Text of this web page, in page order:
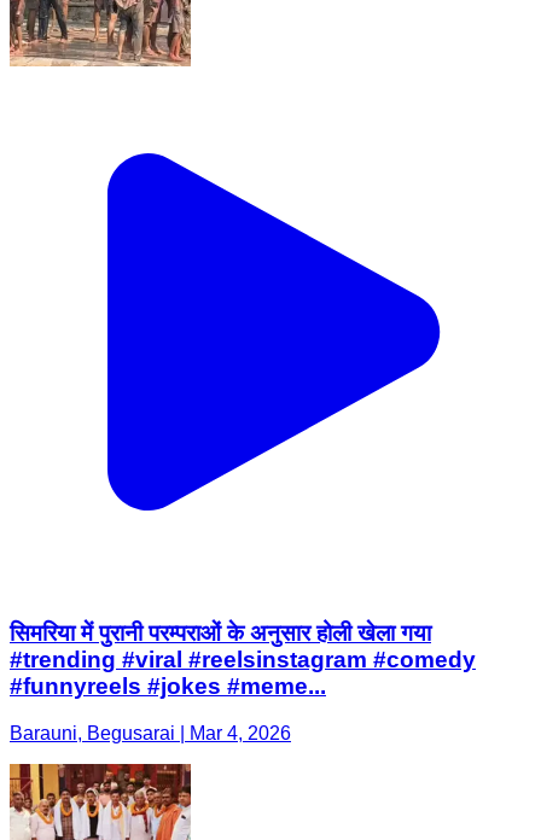
सिमरिया में पुरानी परम्पराओं के अनुसार होली खेला गया
#trending #viral #reelsinstagram #comedy
#funnyreels #jokes #meme...
Barauni, Begusarai | Mar 4, 2026